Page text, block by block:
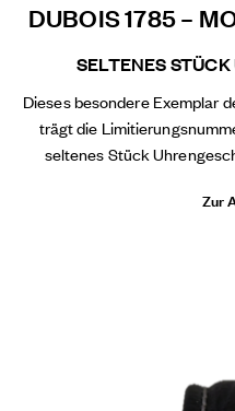
DUBOIS 1785 –
SELTENES
Dieses besondere Exemplar
trägt die
seltenes Stück
Zur